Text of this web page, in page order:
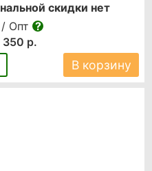
скидки нет
Опт
350 р.
В корзину